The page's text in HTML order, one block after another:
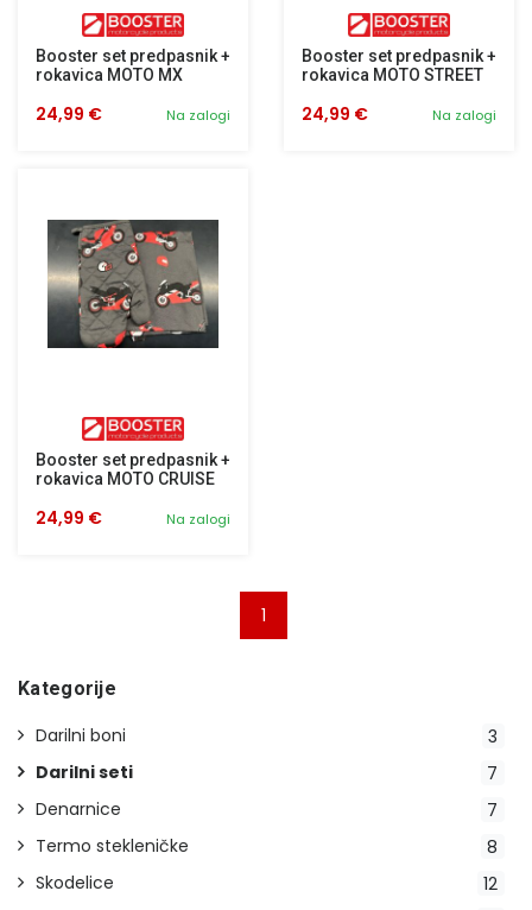
Booster set predpasnik +
rokavica MOTO MX
Na zalogi
24,99 €
Booster set predpasnik +
rokavica MOTO STREET
Na zalogi
24,99 €
Booster set predpasnik +
rokavica MOTO CRUISE
Na zalogi
24,99 €
1
Kategorije
3
Darilni boni
7
Darilni seti
7
Denarnice
8
Termo stekleničke
12
Skodelice